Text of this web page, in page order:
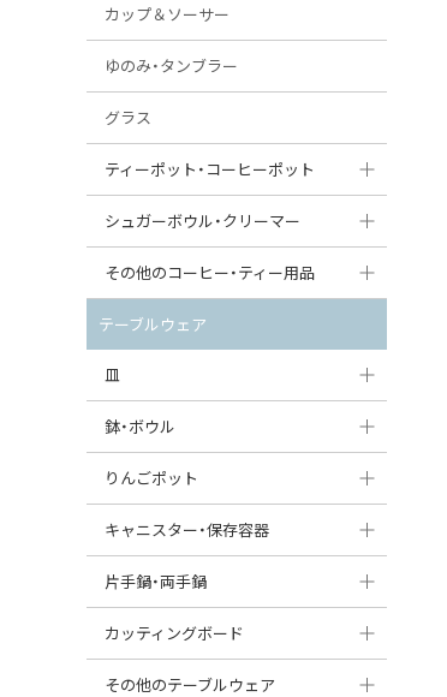
カップ＆ソーサー
ゆのみ・タンブラー
グラス
ティーポット・コーヒーポット
ティーポット
コーヒーポット
シュガーボウル・クリーマー
シュガーボウル
クリーマー
その他のコーヒー・ティー用品
ポットウォーマー
ピッチャー
コーヒードリッパー
すべて見る
テーブルウェア
皿
大皿（24cm〜）
中皿（18〜24cm）
丸皿
スープ皿
鉢・ボウル
大鉢（21cm〜）
中鉢（16〜21cm）
丸鉢・どんぶり・ボウル
りんごポット
りんごポット
りんごポット小
キャニスター・保存容器
キャニスター
つぼ
片手鍋・両手鍋
ソースパン（片手鍋）
スープチュリーン
カッティングボード
角型カッティングボード
その他のテーブルウェア